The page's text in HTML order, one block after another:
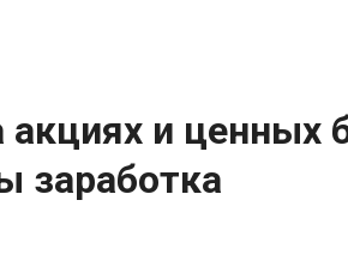
акциях и ценных
заработка